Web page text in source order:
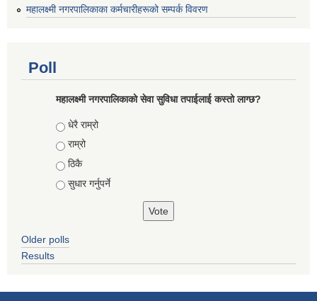
महालक्ष्मी नगरपालिकाका कर्मचारीहरूको सम्पर्क विवरण
Poll
महालक्ष्मी नगरपालिकाको सेवा सुविधा तपाईलाई कस्तो लाग्छ?
Choices
धेरै राम्रो
राम्रो
ठिकै
सुधार गर्नुपर्ने
Older polls
Results